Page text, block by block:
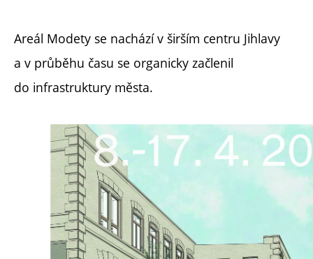
Areál Modety se nachází v širším centru Jihlavy
a v průběhu času se organicky začlenil
do infrastruktury města.